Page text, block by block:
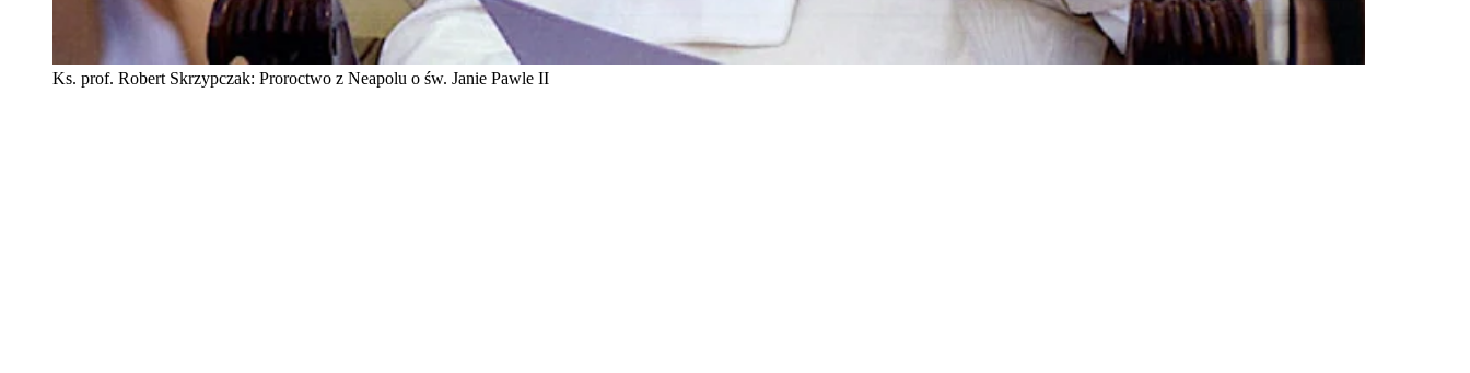
Ks. prof. Robert Skrzypczak: Proroctwo z Neapolu o św. Janie Pawle II